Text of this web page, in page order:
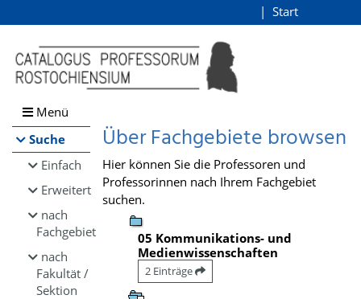
Browsen
direkt zum Inhalt
Start
Menü
Suche
Einfach
Erweitert
nach
Fachgebiet
nach
Fakultät /
Sektion
Über Fachgebiete browsen
Hier können Sie die Professoren und
Professorinnen nach Ihrem Fachgebiet
suchen.
05 Kommunikations- und
Medienwissenschaften
2 Einträge